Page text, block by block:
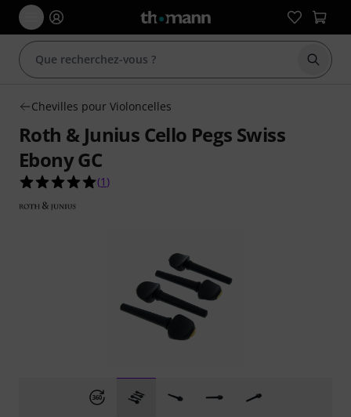
Chevilles pour Violoncelles
Roth & Junius Cello Pegs Swiss
Ebony GC
5.0 étoiles sur 5 d'après 1 évaluations clients
(1 )